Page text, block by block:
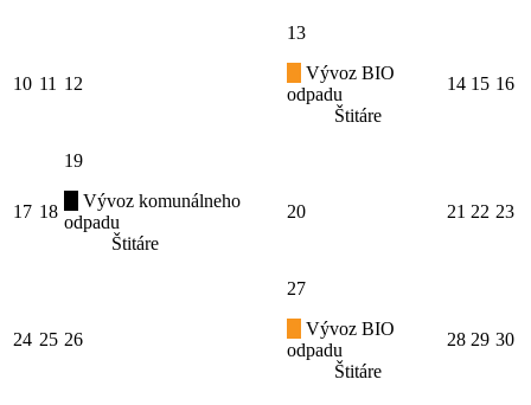
10 11 12
13
Vývoz BIO
odpadu
Štitáre
14 15 16
17 18
19
Vývoz komunálneho
odpadu
Štitáre
20 21 22 23
24 25 26
27
Vývoz BIO
odpadu
Štitáre
28 29 30